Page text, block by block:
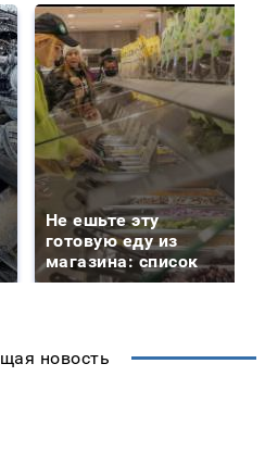
Не ешьте эту
готовую еду из
магазина: список
новость